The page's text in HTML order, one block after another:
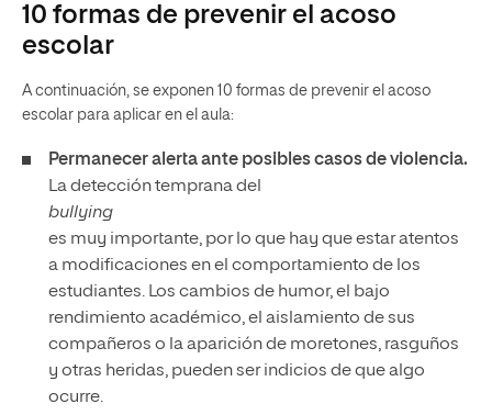
10 formas de prevenir el acoso
escolar
A continuación, se exponen 10 formas de prevenir el acoso
escolar para aplicar en el aula:
Permanecer alerta ante posibles casos de violencia.
La detección temprana del
bullying
es muy importante, por lo que hay que estar atentos
a modificaciones en el comportamiento de los
estudiantes. Los cambios de humor, el bajo
rendimiento académico, el aislamiento de sus
compañeros o la aparición de moretones, rasguños
y otras heridas, pueden ser indicios de que algo
ocurre.